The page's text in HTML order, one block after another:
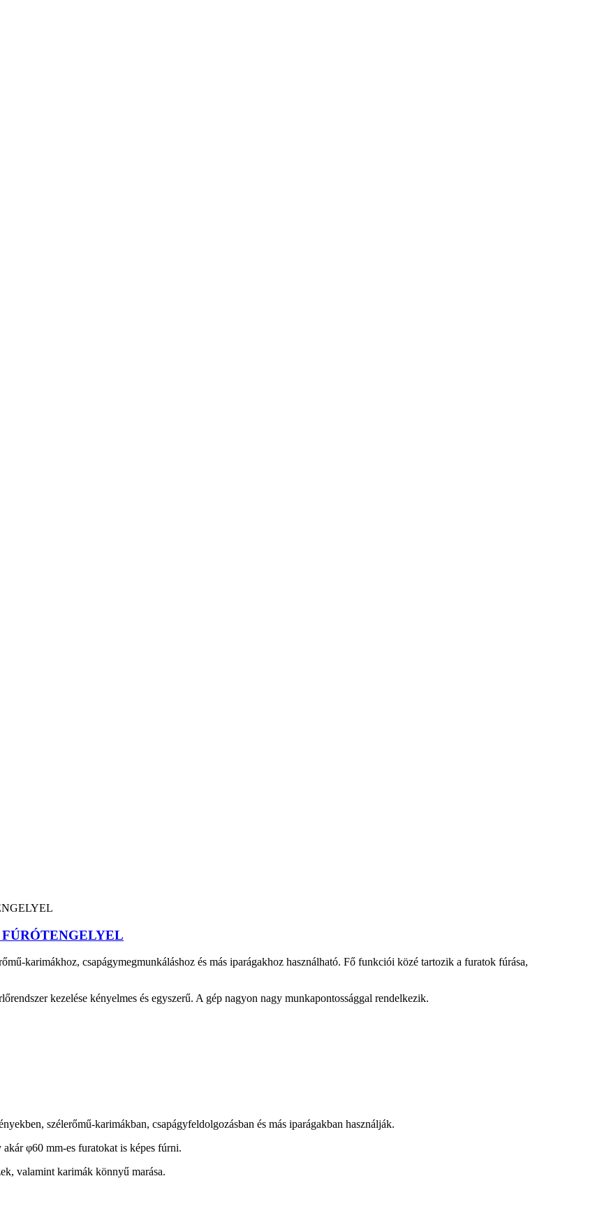
karimákhoz, csapágymegmunkáláshoz és más iparágakhoz használható. Fő funkciói közé tartozik a furatok fúrása,
kezelése kényelmes és egyszerű. A gép nagyon nagy munkapontossággal rendelkezik.
szélerőmű-karimákban, csapágyfeldolgozásban és más iparágakban használják.
φ60 mm-es furatokat is képes fúrni.
valamint karimák könnyű marása.